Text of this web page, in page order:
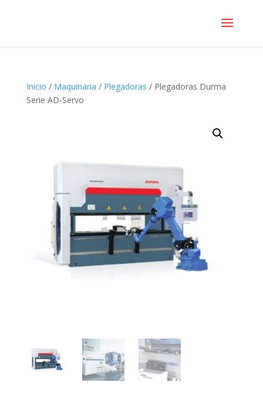
Inicio / Maquinaria / Plegadoras / Plegadoras Durma
Serie AD-Servo